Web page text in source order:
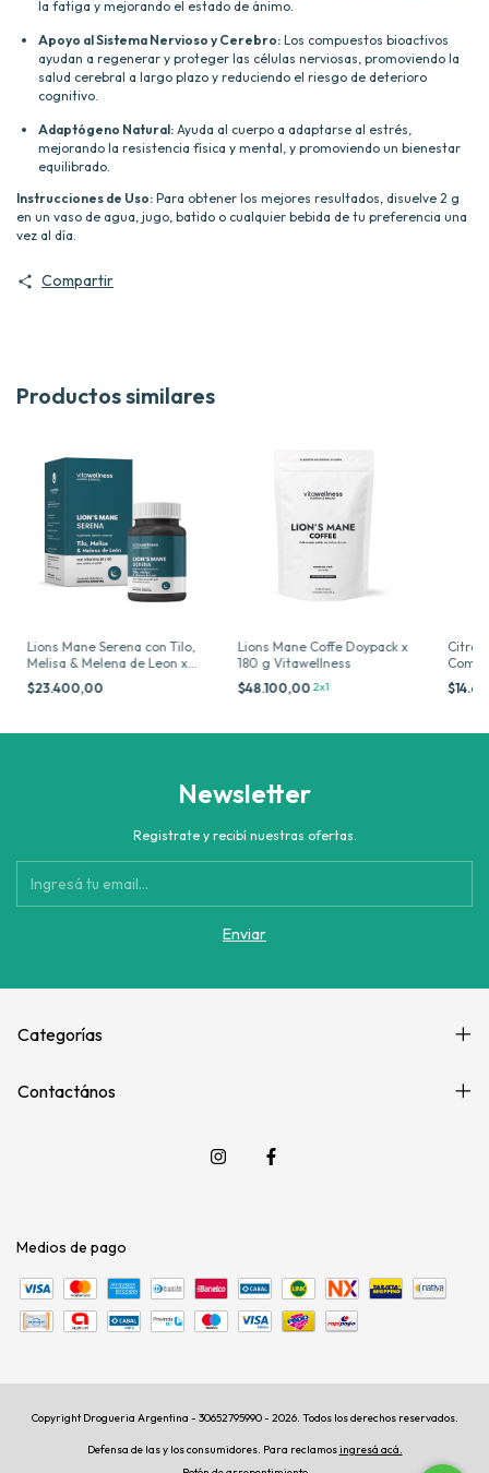
la fatiga y mejorando el estado de ánimo.
Apoyo al Sistema Nervioso y Cerebro: Los compuestos bioactivos
ayudan a regenerar y proteger las células nerviosas, promoviendo la
salud cerebral a largo plazo y reduciendo el riesgo de deterioro
cognitivo.
Adaptógeno Natural: Ayuda al cuerpo a adaptarse al estrés,
mejorando la resistencia física y mental, y promoviendo un bienestar
equilibrado.
Instrucciones de Uso: Para obtener los mejores resultados, disuelve 2 g
en un vaso de agua, jugo, batido o cualquier bebida de tu preferencia una
vez al día.
Compartir
Productos similares
Lions Mane Serena con Tilo,
Melisa & Melena de Leon x
60 cc Vitawellness
$23.400,00
Lions Mane Coffe Doypack x
180 g Vitawellness
$48.100,002x1
Newsletter
Registrate y recibí nuestras ofertas.
Categorías
Contactános
Medios de pago
Copyright Drogueria Argentina - 30652795990 - 2026. Todos los derechos reservados.
Defensa de las y los consumidores. Para reclamosingresá acá.